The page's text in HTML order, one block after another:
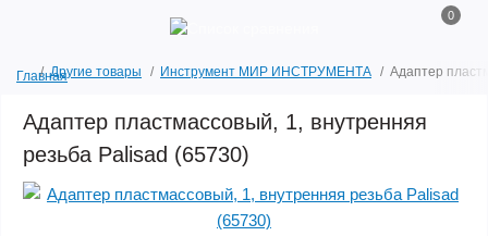
0
ГлавнаяДругие товары Инструмент МИР ИНСТРУМЕНТА Адаптер
Адаптер пластмассовый, 1, внутренняя
резьба Palisad (65730)